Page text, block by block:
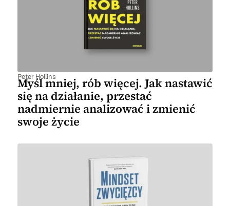
Peter Hollins
Myśl mniej, rób więcej. Jak nastawić
się na działanie, przestać
nadmiernie analizować i zmienić
swoje życie